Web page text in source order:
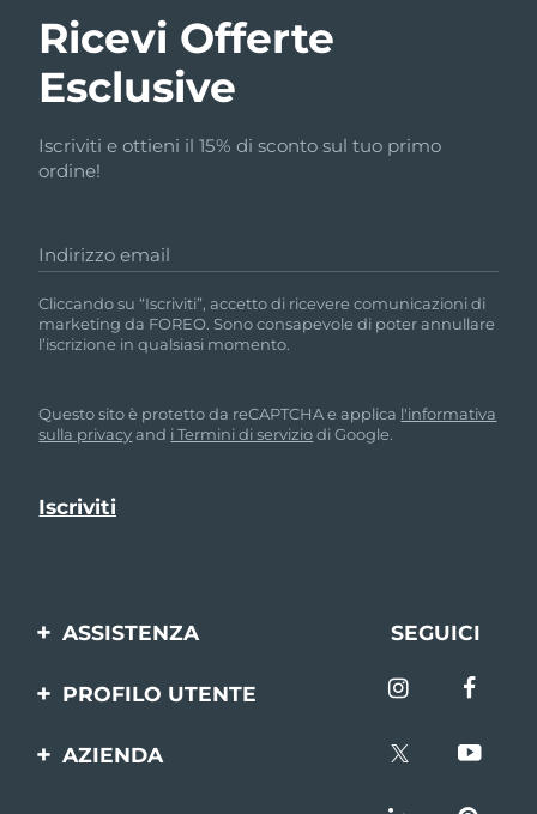
Ricevi Offerte
Esclusive
Iscriviti e ottieni il 15% di sconto sul tuo primo
ordine!
Indirizzo email
Cliccando su “Iscriviti”, accetto di ricevere comunicazioni di
marketing da FOREO. Sono consapevole di poter annullare
l’iscrizione in qualsiasi momento.
Questo sito è protetto da reCAPTCHA e applica l'informativa
sulla privacyand i Termini di serviziodi Google.
ASSISTENZA
Contattaci
SEGUICI
PROFILO UTENTE
prodotto
AZIENDA